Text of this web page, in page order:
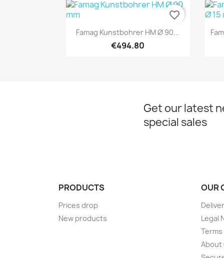
Quick view
Famag Kunstbohrer HM Ø 90...
€494.80
favorite_border
Get our latest
special sales
PRODUCTS
Prices drop
New products
OUR
Legal
About